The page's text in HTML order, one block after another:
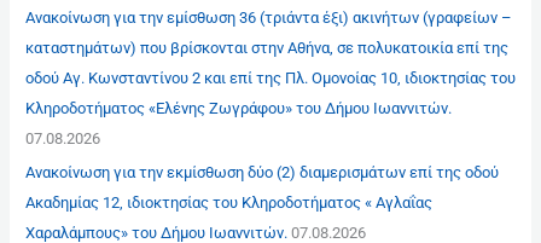
Ανακοίνωση για την εμίσθωση 36 (τριάντα έξι) ακινήτων (γραφείων –
καταστημάτων) που βρίσκονται στην Αθήνα, σε πολυκατοικία επί της
οδού Αγ. Κωνσταντίνου 2 και επί της Πλ. Ομονοίας 10, ιδιοκτησίας του
Κληροδοτήματος «Ελένης Ζωγράφου» του Δήμου Ιωαννιτών.
07.08.2026
Ανακοίνωση για την εκμίσθωση δύο (2) διαμερισμάτων επί της οδού
Ακαδημίας 12, ιδιοκτησίας του Κληροδοτήματος « Αγλαΐας
Χαραλάμπους» του Δήμου Ιωαννιτών. 07.08.2026